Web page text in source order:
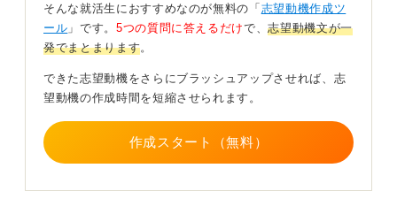
志望動機では、上記の仕組み作りや、病院・学校・保育
園などさまざまな場所で幅広く仕事をやってみたいとい
う熱意を志望動機に盛り込めると良いと思います。
加えて、サークル活動やアルバイトでチームをまとめた
だったり、コスト管理をした経験を伝えられると良いア
ピールになります。
0
そんな就活生におすすめなのが無料の「 志望動機作成ツ
ール 」です。 5つの質問に答えるだけで、志望動機文が一
発でまとまります。
できた志望動機をさらにブラッシュアップさせれば、志
望動機の作成時間を短縮させられます。
作成スタート（無料）